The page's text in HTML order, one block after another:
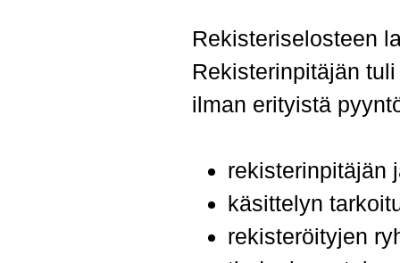
Rekisteriselosteen
Rekisterinpitäjän
ilman erityistä
rekisterinpitäjän
käsittelyn
rekisteröityjen